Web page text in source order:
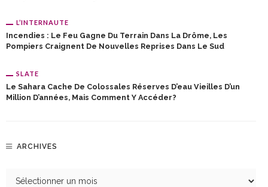
L’INTERNAUTE
Incendies : Le Feu Gagne Du Terrain Dans La Drôme, Les
Pompiers Craignent De Nouvelles Reprises Dans Le Sud
SLATE
Le Sahara Cache De Colossales Réserves D’eau Vieilles D’un
Million D’années, Mais Comment Y Accéder?
ARCHIVES